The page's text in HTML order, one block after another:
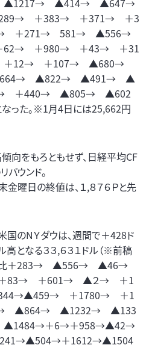
▲414→ ▲647→
＋383→ ＋371→ ＋3
＋271→ 581→ ▲556→
＋980→ ＋43→ ＋31
12→ ＋107→ ▲680→
▲822→ ▲491→ ▲
＋440→ ▲805→ ▲602
た。※1月4日には25,662円
向をもろともせず、日経平均CF
バウンド。
曜日の終値は、１,８７６Ｐと先
国のNＹダウは、週間で＋428ド
高となる３３,６３１ドル（※前稿
＋283→ ▲556→ ▲46→
83→ ＋601→ ▲２→ ＋1
＋1780→ ＋1
▲864→ ▲1232→ ▲133
＋6→＋958→▲42→
＋1612→▲1504